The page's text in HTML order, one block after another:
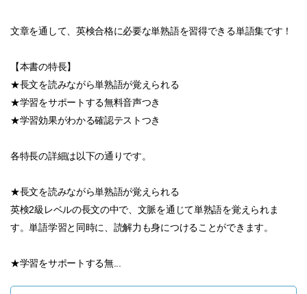
文章を通して、英検合格に必要な単熟語を習得できる単語集です！
【本書の特長】
★長文を読みながら単熟語が覚えられる
★学習をサポートする無料音声つき
★学習効果がわかる確認テストつき
各特長の詳細は以下の通りです。
★長文を読みながら単熟語が覚えられる
英検2級レベルの長文の中で、文脈を通じて単熟語を覚えられま
す。単語学習と同時に、読解力も身につけることができます。
★学習をサポートする無...